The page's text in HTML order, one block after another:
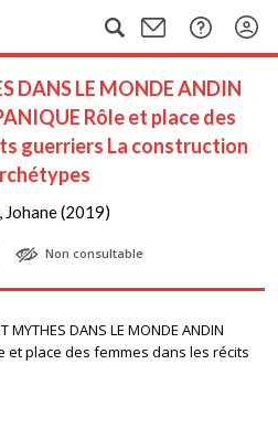
DANS LE MONDE ANDIN
Rôle et place des
guerriers La construction
Johane (2019)
Non consultable
MYTHES DANS LE MONDE ANDIN
et place des femmes dans les récits